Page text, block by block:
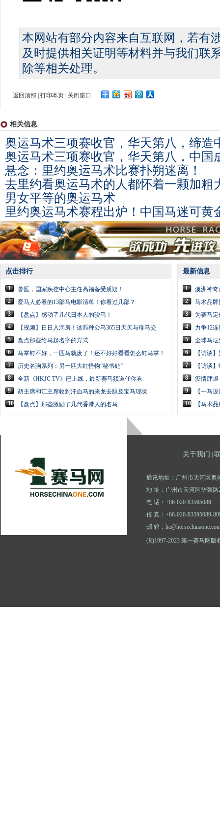
本网站有部分内容来自互联网，若有
及时提供相关证明等材料并与我们联
除等相关处理。
返回顶部 打印本页 关闭窗口
相关信息
奥运马术三项赛收官，华天第八，缔造
奥运马术三项赛收官，华天第八，中国
悬念：里约奥运马术比赛扑朔迷离！
去里约看奥运马术的人都怀着一颗加粗
男女平等的奥运马术
里约奥运马术赛程出炉！中国马迷可黄
点击排行
1
兽医，国家疾控中心主任高福备受质疑！
2
爱马人必看的13部马电影清单！你看过几部？
3
【盘点】感动了几代日本人的骏马！
4
【视频】日日入洞房！这匹种公马365日天天与母马交
5
盘点那些给马起名字的方式
6
马掌钉不好，一匹马就废了！还不好好看看怎么钉马掌！
7
历史名驹系列：另一匹大红怪物“秘书处”
8
全新《HKJC TV》已上线，最新赛马频道任你看
9
胡主席和江主席收到汗血马的来龙去脉及宝马现状
10
【盘点】那些激励了几代香港人的名马
最新信息
1
澳洲神奇
2
马术品牌
3
为赛马
4
力争12
5
全球马坛
6
【访谈
7
【访谈
8
疫情肆虐
9
【一马
10
【马术
关于我们
通讯地址：广州市天河区奥
地 址：广州市天河区华强路
电 话：+86-020-83595089
传 真：+86-020-83595089-
邮 箱：
(R)1997-2023 第一赛马网版